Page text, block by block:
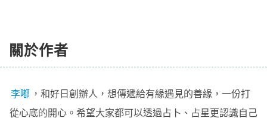
關於作者
李嘟 ， 和好日創辦人 ，想傳遞給有緣遇見的善緣，一份打
從心底的開心。希望大家都可以透過占卜、占星更認識自己